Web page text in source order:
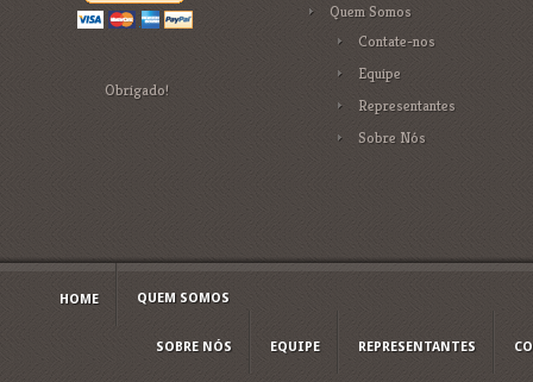
Obrigado!
Quem Somos
Contate-nos
Equipe
Representantes
Sobre Nós
HOME QUEM SOMOS
SOBRE NÓS EQUIPE REPRESENTANTES